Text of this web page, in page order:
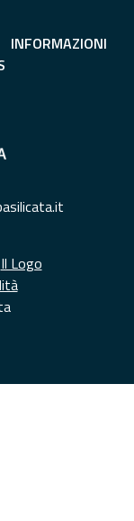
INFORMAZIONI
Il Logo